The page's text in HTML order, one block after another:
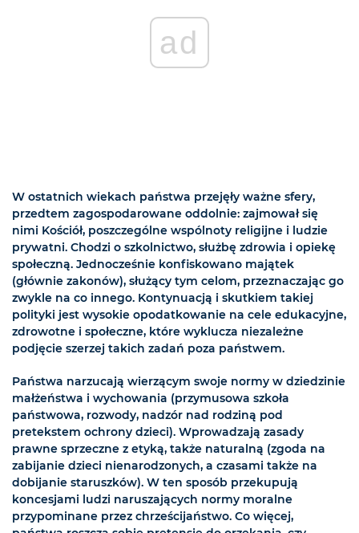
ad
W ostatnich wiekach państwa przejęły ważne sfery,
przedtem zagospodarowane oddolnie: zajmował się
nimi Kościół, poszczególne wspólnoty religijne i ludzie
prywatni. Chodzi o szkolnictwo, służbę zdrowia i opiekę
społeczną. Jednocześnie konfiskowano majątek
(głównie zakonów), służący tym celom, przeznaczając go
zwykle na co innego. Kontynuacją i skutkiem takiej
polityki jest wysokie opodatkowanie na cele edukacyjne,
zdrowotne i społeczne, które wyklucza niezależne
podjęcie szerzej takich zadań poza państwem.
Państwa narzucają wierzącym swoje normy w dziedzinie
małżeństwa i wychowania (przymusowa szkoła
państwowa, rozwody, nadzór nad rodziną pod
pretekstem ochrony dzieci). Wprowadzają zasady
prawne sprzeczne z etyką, także naturalną (zgoda na
zabijanie dzieci nienarodzonych, a czasami także na
dobijanie staruszków). W ten sposób przekupują
koncesjami ludzi naruszających normy moralne
przypominane przez chrześcijaństwo. Co więcej,